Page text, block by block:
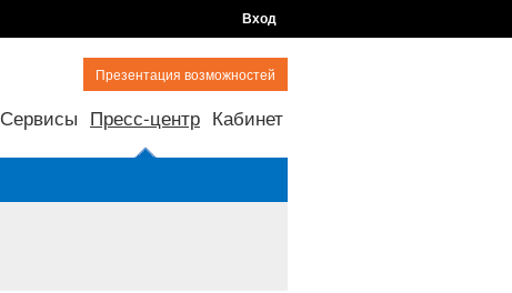
Вход
Презентация возможностей
Сервисы Пресс-центр Кабинет